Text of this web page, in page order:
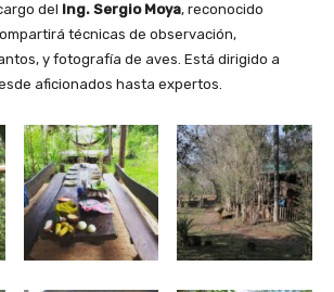
del Ing. Sergio Moya, reconocido
técnicas de observación,
y fotografía de aves. Está dirigido a
aficionados hasta expertos.